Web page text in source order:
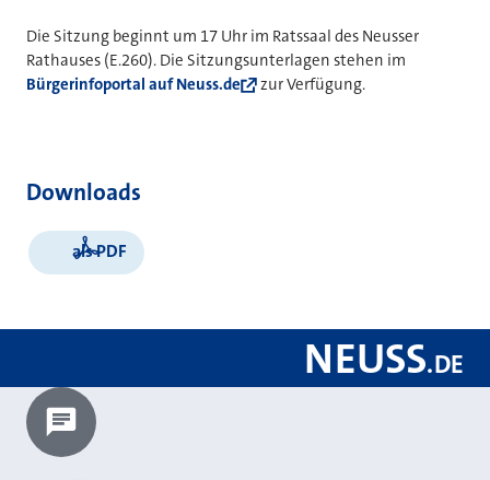
Die Sitzung beginnt um 17 Uhr im Ratssaal des Neusser
Rathauses (E.260). Die Sitzungsunterlagen stehen im
Bürgerinfoportal auf Neuss.de
zur Verfügung.
Downloads
als PDF
NEUSS.DE
Chatbot laden?